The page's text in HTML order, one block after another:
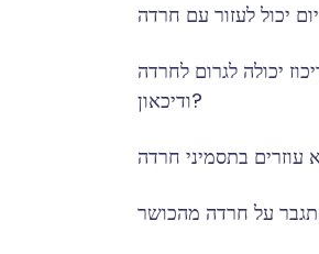
יכולה לגרום לחרדה
ודיכאון?
על חרדה מהכושר